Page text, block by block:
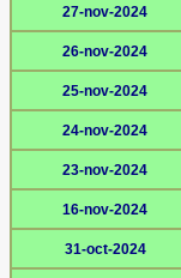
27-nov-2024
26-nov-2024
25-nov-2024
24-nov-2024
23-nov-2024
16-nov-2024
31-oct-2024